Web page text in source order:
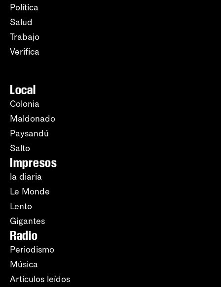
Política
Salud
Trabajo
Verifica
Local
Colonia
Maldonado
Paysandú
Salto
Impresos
la diaria
Le Monde
Lento
Gigantes
Radio
Periodismo
Música
Artículos leídos